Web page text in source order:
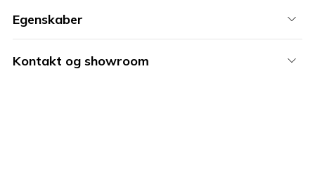
Egenskaber
Kontakt og showroom